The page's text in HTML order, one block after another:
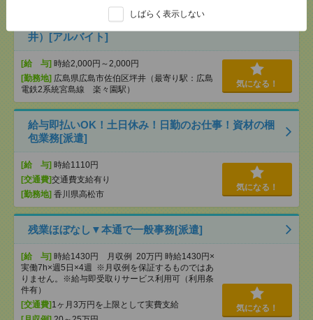
しばらく表示しない
無資格未経験WワークOK！NPO法人スタッフ日常生
活アシスタント 日勤募集（広島県広島市佐伯区坪
井）[アルバイト]
[給 与] 時給2,000円～2,000円
[勤務地] 広島県広島市佐伯区坪井（最寄り駅：広島
電鉄2系統宮島線 楽々園駅）
気になる！
給与即払いOK！土日休み！日勤のお仕事！資材の梱
包業務[派遣]
[給 与] 時給1110円
[交通費]交通費支給有り
[勤務地] 香川県高松市
気になる！
残業ほぼなし▼本通で一般事務[派遣]
[給 与] 時給1430円 月収例 20万円 時給1430円×
実働7h×週5日×4週 ※月収例を保証するものではあ
りません。※給与即受取りサービス利用可（利用条
件有）
[交通費]1ヶ月3万円を上限として実費支給
気になる！